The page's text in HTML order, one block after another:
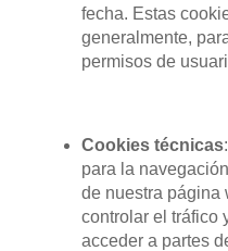
fecha. Estas
generalmente,
permisos de
Cookies técnicas
para la
de nuestra página
controlar el tráfico
acceder a partes